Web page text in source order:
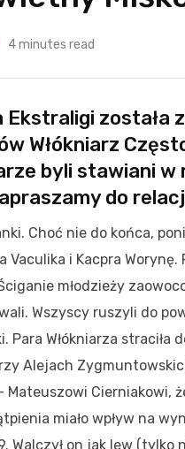
4 minutes read
Ekstraligi została
Włókniarz
byli stawiani
do
Choć nie do końca,
Vaculika i Kacpra
młodzieży
Wszyscy ruszyli do
Para Włókniarza
Alejach
Cierniakowi,
miało wpływ na
Walczył on jak lew